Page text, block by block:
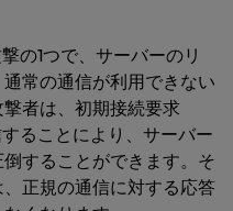
の1つで、サーバーのリ
常の通信が利用できない
者は、初期接続要求
ることにより、サーバー
することができます。そ
正規の通信に対する応答